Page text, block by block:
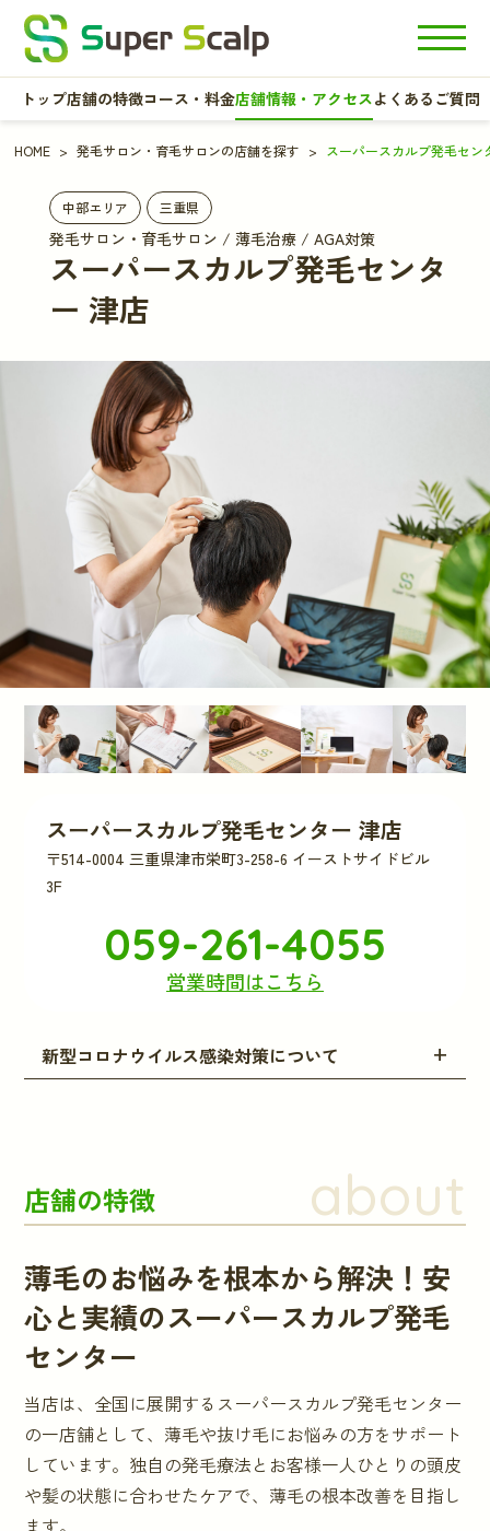
HOME 発毛サロン・育毛サロンの店舗を探す スーパースカルプ発毛セン
中部エリア 三重県
発毛サロン・育毛サロン / 薄毛治療 / AGA対策
スーパースカルプ発毛センタ
ー 津店
トップ店舗の特徴コース・料金店舗情報・アクセスよくあるご質問
スーパースカルプ発毛センター 津店
〒514-0004 三重県津市栄町3-258-6 イーストサイドビル
3F
059-261-4055
営業時間はこちら
新型コロナウイルス感染対策について
店舗の特徴 about
薄毛のお悩みを根本から解決！安
心と実績のスーパースカルプ発毛
センター
当店は、全国に展開するスーパースカルプ発毛センター
の一店舗として、薄毛や抜け毛にお悩みの方をサポート
しています。独自の発毛療法とお客様一人ひとりの頭皮
や髪の状態に合わせたケアで、薄毛の根本改善を目指し